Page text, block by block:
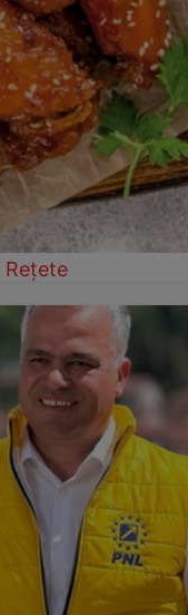
Rețete